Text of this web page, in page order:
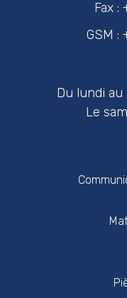
Fax :
GSM :
Du lundi au
Le